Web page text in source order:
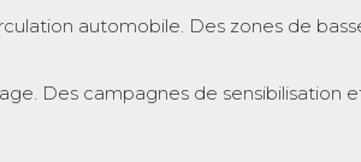
automobile. Des zones de
Des campagnes de sensibilisation